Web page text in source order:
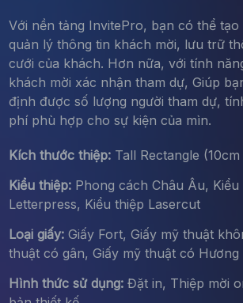
Với nền tảng InvitePro, bạn có thể tạo
quản lý thông tin khách mời, lưu trữ
cưới của khách. Hơn nữa, với tính
khách mời xác nhận tham dự, Giúp
định được số lượng người tham dự,
phí phù hợp cho sự kiện của mìn.
Kích thước thiệp:Tall Rectangle (10cm
Kiểu thiệp:Phong cách Châu Âu, Kiểu
Letterpress, Kiểu thiệp Lasercut
Loại giấy:Giấy Fort, Giấy mỹ thuật
thuật có gân, Giấy mỹ thuật có Hương
Hình thức sử dụng:Đặt in, Thiệp mời